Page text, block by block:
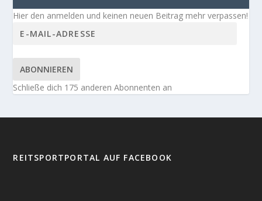
Hier den anmelden und keinen neuen Beitrag mehr verpassen!
ABONNIEREN
Schließe dich 175 anderen Abonnenten an
REITSPORTPORTAL AUF FACEBOOK